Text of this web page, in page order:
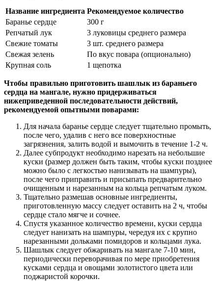
Название ингредиента Рекомендуемое количество
Баранье сердце
300 г
Репчатый лук
3 луковицы среднего размера
Свежие томаты
3 шт. среднего размера
Свежая зелень
По вкус повара (опционально)
Крупная соль
1 щепотка
Чтобы правильно приготовить шашлык из бараньего
сердца на мангале, нужно придерживаться
нижеприведенной последовательности действий,
рекомендуемой опытными поварами:
Для начала баранье сердце следует тщательно промыть,
после чего, удалив с него все поверхностные
загрязнения, залить водой и вымочить в течение 1-2 ч.
Далее субпродукт необходимо нарезать на небольшие
куски (размер должен быть таким, чтобы куски позднее
можно было с легкостью нанизывать на шампуры),
после чего приправить и присыпать предварительно
очищенным и нарезанным на кольца репчатым луком.
Тщательно размешав основные ингредиенты,
приготовленную массу следует оставить на 2 ч, чтобы
сердце стало мягче и сочнее.
Спустя указанное количество времени, куски сердца
следует нанизать на шампуры, чередуя их с крупно
нарезанными дольками помидоров и кольцами лука.
Шашлык следует обжаривать на мангале 7-10 мин,
периодически переворачивая по мере приобретения
кусками сердца и овощами золотистого цвета или
поджаристой корочки.